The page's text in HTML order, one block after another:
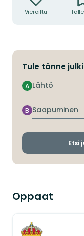
Vierailtu
Tule tänne
Lähtö
A
Saapuminen
B
Etsi
Oppaat